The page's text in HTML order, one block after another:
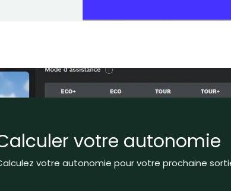
votre autonomie
votre autonomie pour votre prochaine